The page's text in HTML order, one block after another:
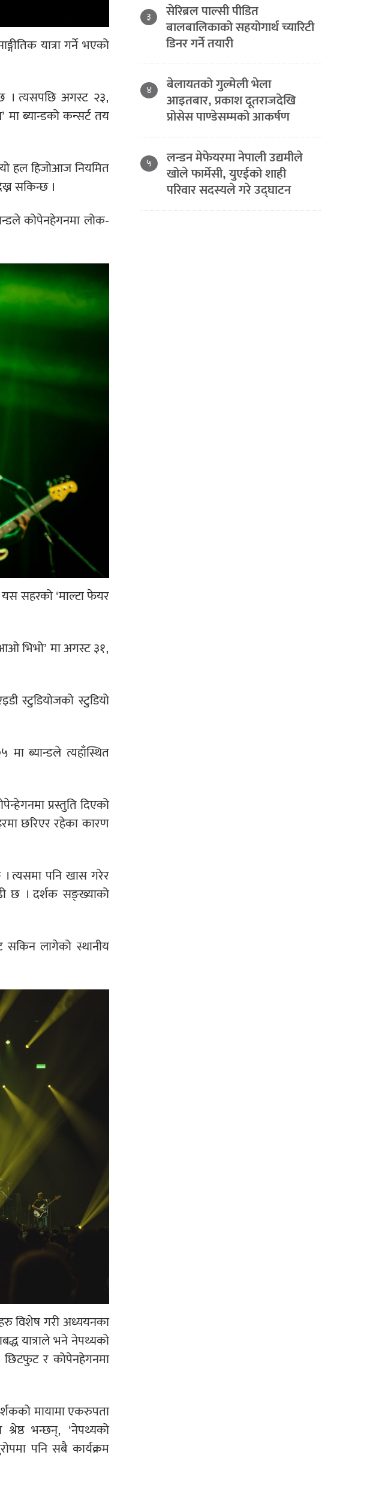
यात्रा गर्ने भएको
। त्यसपछि अगस्ट २३,
मा ब्यान्डको कन्सर्ट तय
हल हिजोआज नियमित
सकिन्छ ।
कोपेनहेगनमा लोक-
यस सहरको ‘माल्टा फेयर
आओ भिभो’ मा अगस्ट ३१,
स्टुडियोजको स्टुडियो
ब्यान्डले त्यहाँस्थित
प्रस्तुति दिएको
छरिएर रहेका कारण
त्यसमा पनि खास गरेर
छ । दर्शक सङ्ख्याको
सकिन लागेको स्थानीय
विशेष गरी अध्ययनका
यात्राले भने नेपथ्यको
छिटफुट र कोपेनहेगनमा
मायामा एकरुपता
भन्छन्, ‘नेपथ्यको
पनि सबै कार्यक्रम
३ सेरिब्रल पाल्सी पीडित
बालबालिकाको सहयोगार्थ च्यारिटी
डिनर गर्ने तयारी
४ बेलायतको गुल्मेली भेला
आइतबार, प्रकाश दूतराजदेखि
प्रोसेस पाण्डेसम्मको आकर्षण
५ लन्डन मेफेयरमा नेपाली उद्यमीले
खोले फार्मेसी, युएईको शाही
परिवार सदस्यले गरे उद्घाटन